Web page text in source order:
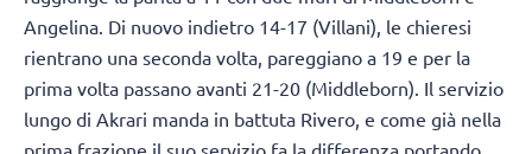
Angelina. Di nuovo indietro 14-17 (Villani), le chieresi
rientrano una seconda volta, pareggiano a 19 e per la
prima volta passano avanti 21-20 (Middleborn). Il servizio
lungo di Akrari manda in battuta Rivero, e come già nella
prima frazione il suo servizio fa la differenza portando